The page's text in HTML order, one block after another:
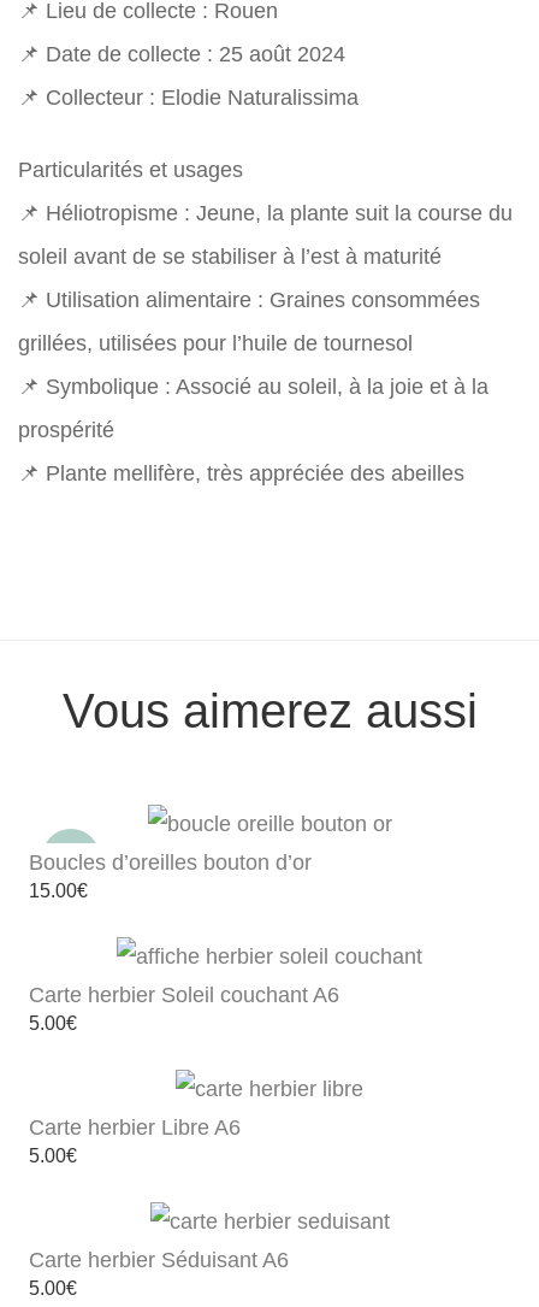
📌 Lieu de collecte : Rouen
📌 Date de collecte : 25 août 2024
📌 Collecteur : Elodie Naturalissima
Particularités et usages
📌 Héliotropisme : Jeune, la plante suit la course du
soleil avant de se stabiliser à l’est à maturité
📌 Utilisation alimentaire : Graines consommées
grillées, utilisées pour l’huile de tournesol
📌 Symbolique : Associé au soleil, à la joie et à la
prospérité
📌 Plante mellifère, très appréciée des abeilles
Vous aimerez aussi
Boucles d’oreilles bouton d’or
15.00€
Carte herbier Soleil couchant A6
5.00€
Carte herbier Libre A6
5.00€
Carte herbier Séduisant A6
5.00€